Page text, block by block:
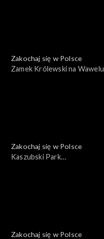
Zakochaj się w Polsce
Zamek Królewski na Wawelu
Zakochaj się w Polsce
Kaszubski Park
Zakochaj się w Polsce